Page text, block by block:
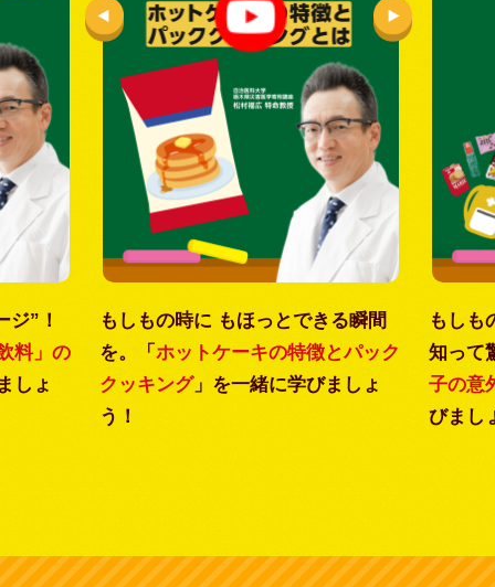
”！
料」の
しょ
もしもの時に もほっとできる瞬間
を。「ホットケーキの特徴とパック
クッキング」を一緒に学びましょ
う！
もしも
知って
子の意
びまし